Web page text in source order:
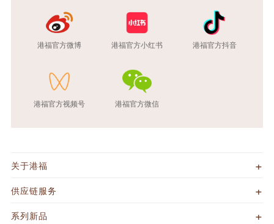
港福官方微博 港福官方小红书 港福官方抖音
港福官方视频号 港福官方微信
关于港福
供应链服务
系列新品